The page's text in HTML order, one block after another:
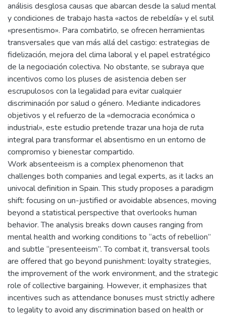
análisis desglosa causas que abarcan desde la salud mental
y condiciones de trabajo hasta «actos de rebeldía» y el sutil
«presentismo». Para combatirlo, se ofrecen herramientas
transversales que van más allá del castigo: estrategias de
fidelización, mejora del clima laboral y el papel estratégico
de la negociación colectiva. No obstante, se subraya que
incentivos como los pluses de asistencia deben ser
escrupulosos con la legalidad para evitar cualquier
discriminación por salud o género. Mediante indicadores
objetivos y el refuerzo de la «democracia económica o
industrial», este estudio pretende trazar una hoja de ruta
integral para transformar el absentismo en un entorno de
compromiso y bienestar compartido.
Work absenteeism is a complex phenomenon that
challenges both companies and legal experts, as it lacks an
univocal definition in Spain. This study proposes a paradigm
shift: focusing on un-justified or avoidable absences, moving
beyond a statistical perspective that overlooks human
behavior. The analysis breaks down causes ranging from
mental health and working conditions to “acts of rebellion”
and subtle “presenteeism”. To combat it, transversal tools
are offered that go beyond punishment: loyalty strategies,
the improvement of the work environment, and the strategic
role of collective bargaining. However, it emphasizes that
incentives such as attendance bonuses must strictly adhere
to legality to avoid any discrimination based on health or